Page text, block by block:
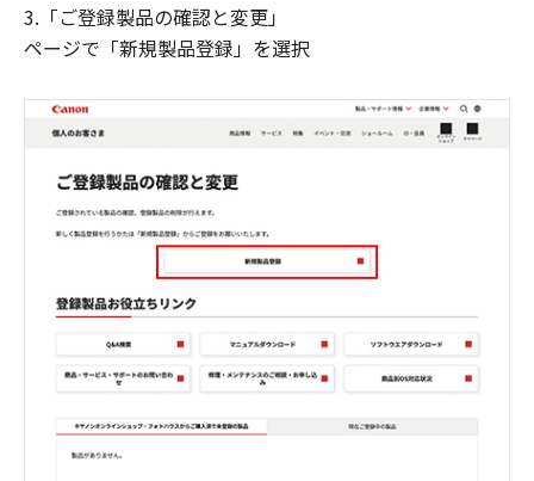
3.「ご登録製品の確認と変更」
ページで「新規製品登録」を選択